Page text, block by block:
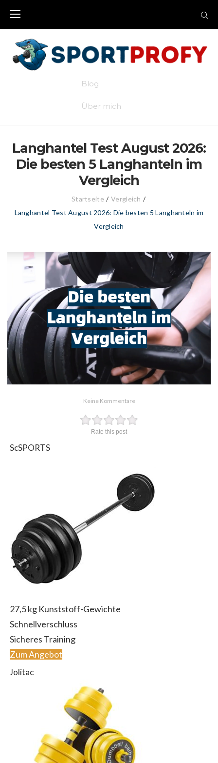
content
Blog
Über mich
Langhantel Test August 2026:
Die besten 5 Langhanteln im
Vergleich
Startseite / Vergleich /
Langhantel Test August 2026: Die besten 5 Langhanteln im
Vergleich
Keine Kommentare
Rate this post
ScSPORTS
27,5 kg Kunststoff-Gewichte
Schnellverschluss
Sicheres Training
Zum Angebot
Jolitac